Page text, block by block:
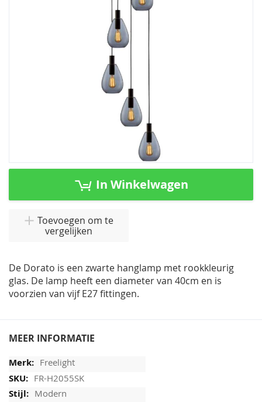
Ga
In Winkelwagen
Toevoegen om te
vergelijken
De Dorato is een zwarte hanglamp met rookkleurig
glas. De lamp heeft een diameter van 40cm en is
voorzien van vijf E27 fittingen.
MEER INFORMATIE
Freelight
FR-H2055SK
Modern